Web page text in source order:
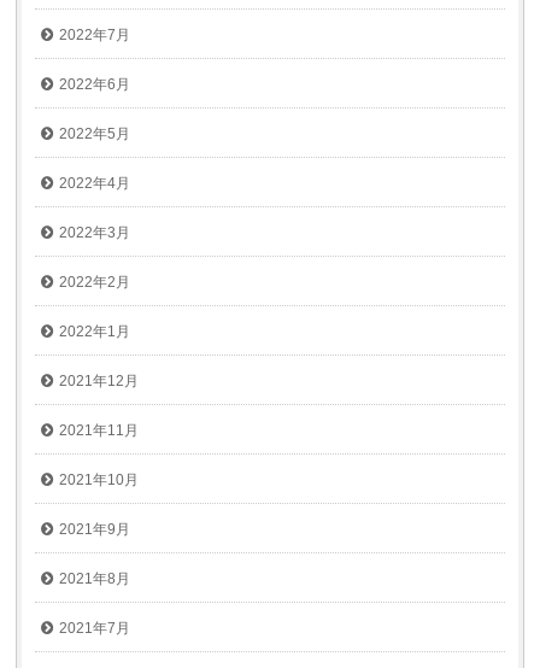
2022年7月
2022年6月
2022年5月
2022年4月
2022年3月
2022年2月
2022年1月
2021年12月
2021年11月
2021年10月
2021年9月
2021年8月
2021年7月